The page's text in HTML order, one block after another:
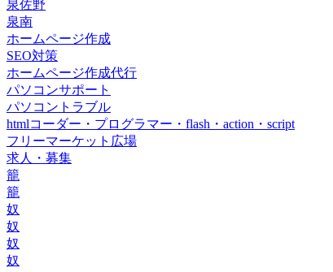
泉佐野
泉南
ホームページ作成
SEO対策
ホームページ作成代行
パソコンサポート
パソコントラブル
htmlコーダー・プログラマー・flash・action・script
フリーマーケット広場
求人・募集
籠
籠
奴
奴
奴
奴